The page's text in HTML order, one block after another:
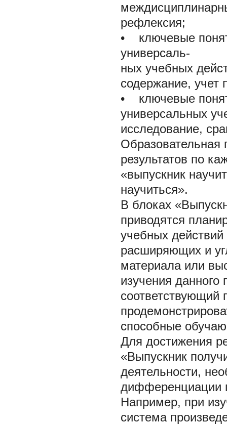
рефлексия;
• ключевые
универсаль-
ных учебных
содержание, учет
• ключевые
универсальных
исследование,
Образовательная
результатов по
«выпускник
научиться».
В блоках
приводятся
учебных
расширяющих и
материала или
изучения
соответствующий
способные
Для достижения
«Выпускник
деятельности,
дифференциации
Например, при
система